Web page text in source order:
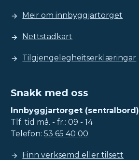
Meir om innbyggjartorget
Nettstadkart
Tilgjengelegheitserklæringar
Snakk med oss
Innbyggjartorget (sentralbord)
Tlf. tid må. - fr.: 09 - 14
Telefon:53 65 40 00
Finn verksemd eller tilsett